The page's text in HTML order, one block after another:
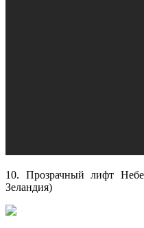
10. Прозрачный лифт
Зеландия)